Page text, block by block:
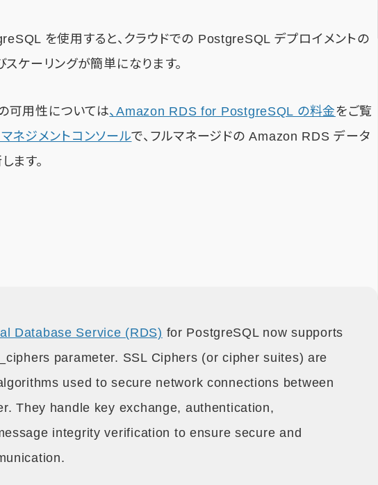
を使用すると、クラウドでの PostgreSQL デプロイメントの
スケーリングが簡単になります。
可用性については、Amazon RDS for PostgreSQL の料金をご覧
ネジメントコンソールで、フルマネージドの Amazon RDS データ
ます。
Database Service (RDS) for PostgreSQL now supports
parameter. SSL Ciphers (or cipher suites) are
used to secure network connections between
They handle key exchange, authentication,
integrity verification to ensure secure and